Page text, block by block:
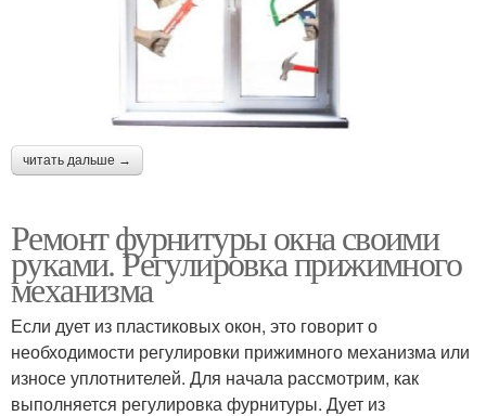
читать дальше →
Ремонт фурнитуры окна своими
руками. Регулировка прижимного
механизма
Если дует из пластиковых окон, это говорит о
необходимости регулировки прижимного механизма или
износе уплотнителей. Для начала рассмотрим, как
выполняется регулировка фурнитуры. Дует из